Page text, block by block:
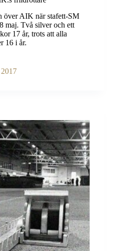
över AIK när stafett-SM
maj. Två silver och ett
17 år, trots att alla
16 i år.